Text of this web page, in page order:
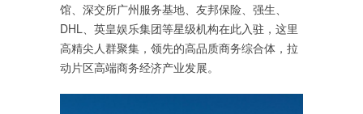
馆、深交所广州服务基地、友邦保险、强生、
DHL、英皇娱乐集团等星级机构在此入驻，这里
高精尖人群聚集，领先的高品质商务综合体，拉
动片区高端商务经济产业发展。